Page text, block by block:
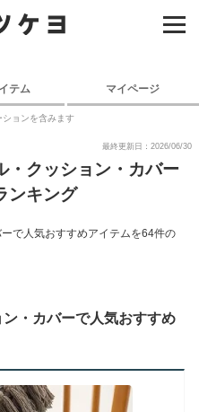
テム マイページ
ョンを含みます
最終更新日：2026/06/30
・クッション・カバー
ンキング
で人気おすすめアイテムを64件の
ン・カバーで人気おすすめ